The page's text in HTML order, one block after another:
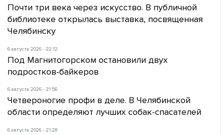
Почти три века через искусство. В публичной
библиотеке открылась выставка, посвященная
Челябинску
6 августа 2026 - 22:12
Под Магнитогорском остановили двух
подростков-байкеров
6 августа 2026 - 21:56
Четвероногие профи в деле. В Челябинской
области определяют лучших собак-спасателей
6 августа 2026 - 21:28